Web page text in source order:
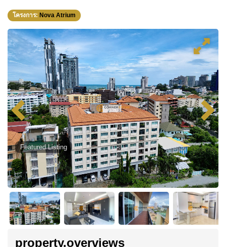
โครงการ: Nova Atrium
Featured Listing
property.overviews